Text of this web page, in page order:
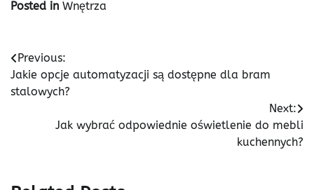
Posted in Wnętrza
Nawigacja
wpisu
Previous:
Jakie opcje automatyzacji są dostępne dla bram
stalowych?
Next:
Jak wybrać odpowiednie oświetlenie do mebli
kuchennych?